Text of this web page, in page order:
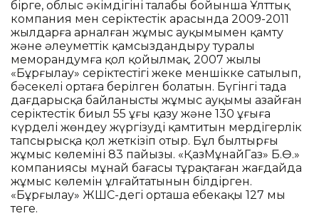
бірге, облыс әкімдігінің талабы бойынша Ұлттық
компания мен серіктестік арасында 2009-2011
жылдарға арналған жұмыс ауқымымен қамту
және әлеуметтік қамсыздандыру туралы
меморандумға қол қойылмақ. 2007 жылы
«Бұрғылау» серіктестігі жеке меншікке сатылып,
бәсекелі ортаға берілген болатын. Бүгінгі таңда
дағдарысқа байланысты жұмыс ауқымы азайған
серіктестік биыл 55 ұңғы қазу және 130 ұңғыға
күрделі жөндеу жүргізуді қамтитын мердігерлік
тапсырысқа қол жеткізіп отыр. Бұл былтырғы
жұмыс көлемінің 83 пайызы. «ҚазМұнайГаз» Б.Ө.»
компаниясы мұнай бағасы тұрақтаған жағдайда
жұмыс көлемін ұлғайтатынын білдірген.
«Бұрғылау» ЖШС-дегі орташа еңбекақы 127 мың
теңге.